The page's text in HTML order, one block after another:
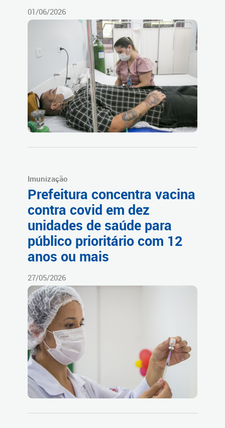
01/06/2026
Imunização
Prefeitura concentra vacina
contra covid em dez
unidades de saúde para
público prioritário com 12
anos ou mais
27/05/2026